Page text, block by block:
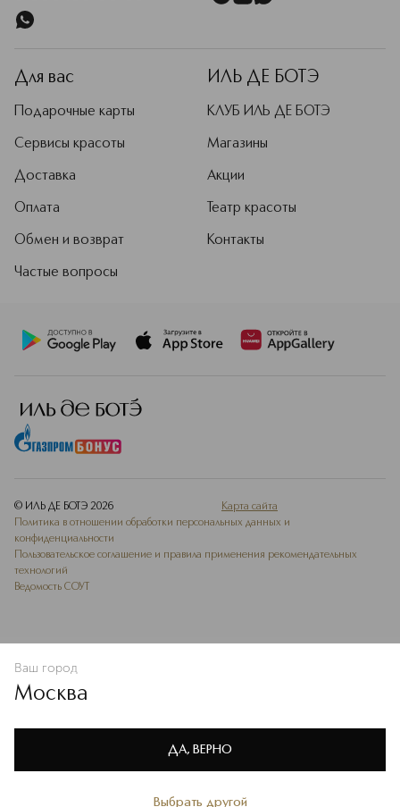
Политике конфиденциальности
Для вас
Подарочные карты
Сервисы красоты
Доставка
Оплата
Обмен и возврат
Частые вопросы
ИЛЬ ДЕ БОТЭ
КЛУБ ИЛЬ ДЕ БОТЭ
Магазины
Акции
Театр красоты
Контакты
© ИЛЬ ДЕ БОТЭ 2026
Карта сайта
Политика в отношении обработки персональных данных и
конфиденциальности
Пользовательское соглашение и правила применения рекомендательных
технологий
Ведомость СОУТ
Ваш город
Москва
Выбрать другой
ДА, ВЕРНО